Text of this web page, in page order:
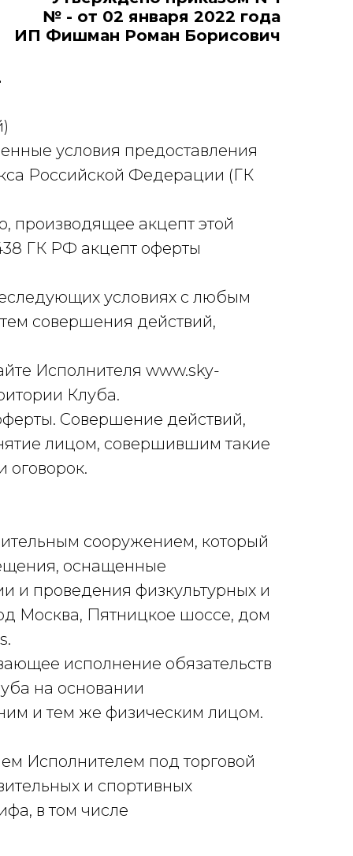
№ - от 02 января 2022 года
ИП Фишман Роман Борисович
условия предоставления
Российской Федерации (ГК
производящее акцепт этой
ГК РФ акцепт оферты
условиях с любым
совершения действий,
Исполнителя www.sky-
Клуба.
Совершение действий,
лицом, совершившим такие
оговорок.
сооружением, который
оснащенные
и проведения физкультурных и
Москва, Пятницкое шоссе, дом
исполнение обязательств
на основании
и тем же физическим лицом.
Исполнителем под торговой
и спортивных
в том числе